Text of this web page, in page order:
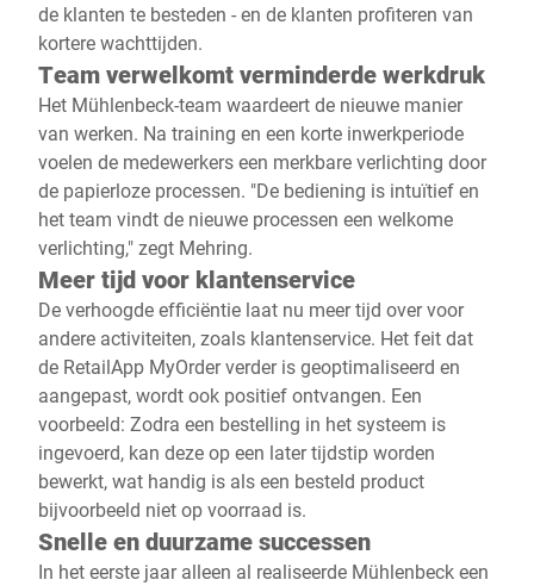
de klanten te besteden - en de klanten profiteren van
kortere wachttijden.
Team verwelkomt verminderde werkdruk
Het Mühlenbeck-team waardeert de nieuwe manier
van werken. Na training en een korte inwerkperiode
voelen de medewerkers een merkbare verlichting door
de papierloze processen. "De bediening is intuïtief en
het team vindt de nieuwe processen een welkome
verlichting," zegt Mehring.
Meer tijd voor klantenservice
De verhoogde efficiëntie laat nu meer tijd over voor
andere activiteiten, zoals klantenservice. Het feit dat
de RetailApp MyOrder verder is geoptimaliseerd en
aangepast, wordt ook positief ontvangen. Een
voorbeeld: Zodra een bestelling in het systeem is
ingevoerd, kan deze op een later tijdstip worden
bewerkt, wat handig is als een besteld product
bijvoorbeeld niet op voorraad is.
Snelle en duurzame successen
In het eerste jaar alleen al realiseerde Mühlenbeck een